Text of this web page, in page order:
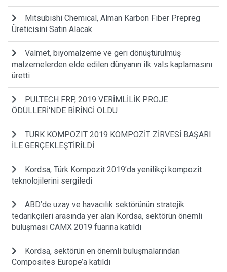
Mitsubishi Chemical, Alman Karbon Fiber Prepreg
Üreticisini Satın Alacak
Valmet, biyomalzeme ve geri dönüştürülmüş
malzemelerden elde edilen dünyanın ilk vals kaplamasını
üretti
PULTECH FRP, 2019 VERİMLİLİK PROJE
ÖDÜLLERİ'NDE BİRİNCİ OLDU
TURK KOMPOZIT 2019 KOMPOZİT ZİRVESİ BAŞARI
İLE GERÇEKLEŞTİRİLDİ
Kordsa, Türk Kompozit 2019’da yenilikçi kompozit
teknolojilerini sergiledi
ABD’de uzay ve havacılık sektörünün stratejik
tedarikçileri arasında yer alan Kordsa, sektörün önemli
buluşması CAMX 2019 fuarına katıldı
Kordsa, sektörün en önemli buluşmalarından
Composites Europe’a katıldı